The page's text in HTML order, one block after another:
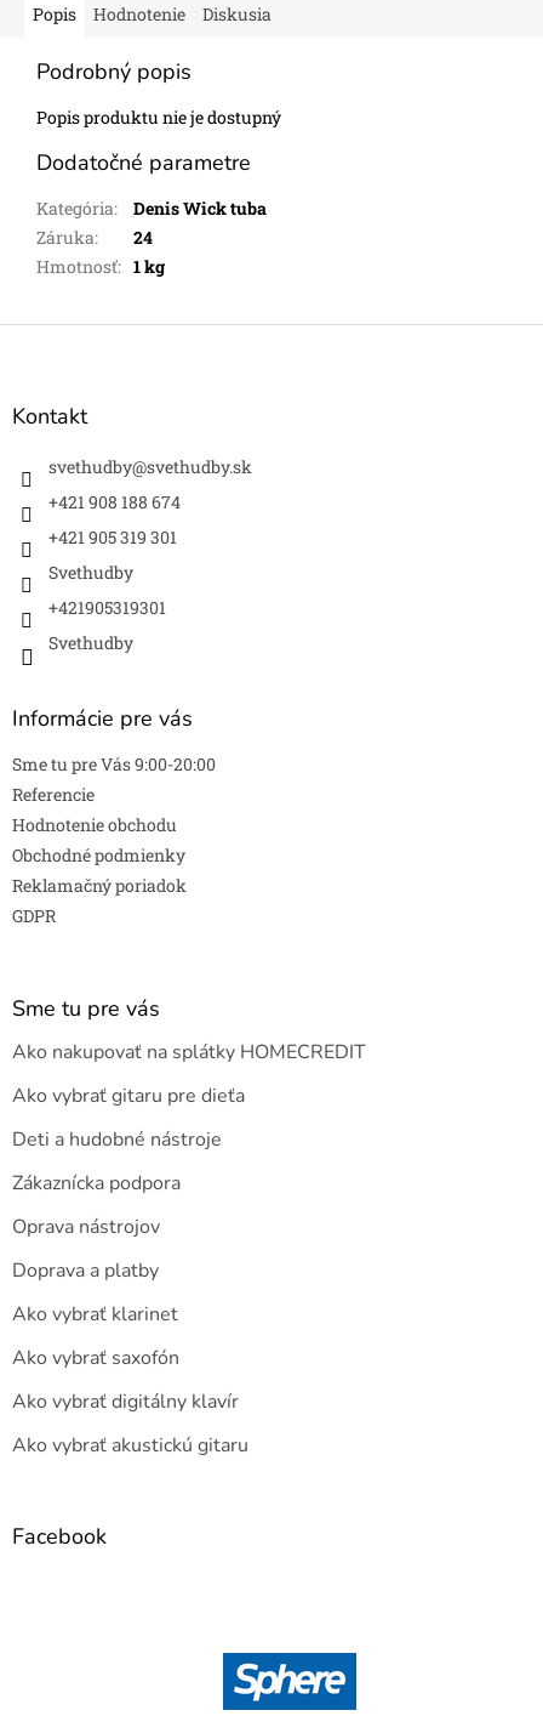
Popis Hodnotenie Diskusia
Podrobný popis
Popis produktu nie je dostupný
Dodatočné parametre
Kategória:
Denis Wick tuba
Záruka:
24
Hmotnosť: 1 kg
Z
Kontakt
svethudby@svethudby.sk
+421 908 188 674
+421 905 319 301
Svethudby
+421905319301
Svethudby
Informácie pre vás
Sme tu pre Vás 9:00-20:00
Referencie
Hodnotenie obchodu
Obchodné podmienky
Reklamačný poriadok
GDPR
Sme tu pre vás
Ako nakupovať na splátky HOMECREDIT
Ako vybrať gitaru pre dieťa
Deti a hudobné nástroje
Zákaznícka podpora
Oprava nástrojov
Doprava a platby
Ako vybrať klarinet
Ako vybrať saxofón
Ako vybrať digitálny klavír
Ako vybrať akustickú gitaru
Facebook